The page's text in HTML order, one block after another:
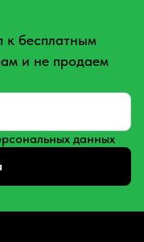
к бесплатным
и не продаем
данных